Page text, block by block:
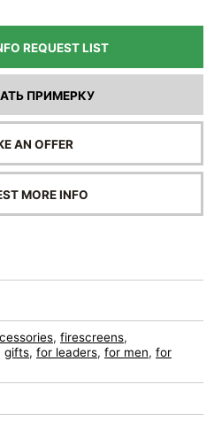
REQUEST LIST
ПРИМЕРКУ
AN OFFER
MORE INFO
, firescreens,
gifts, for leaders, for men, for